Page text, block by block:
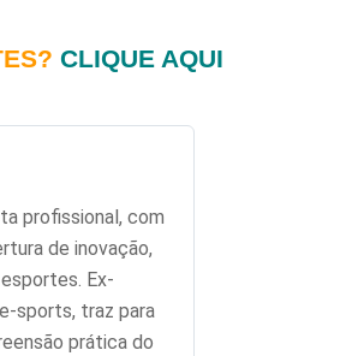
CLIQUE AQUI
profissional, com
de inovação,
Ex-
sports, traz para
prática do